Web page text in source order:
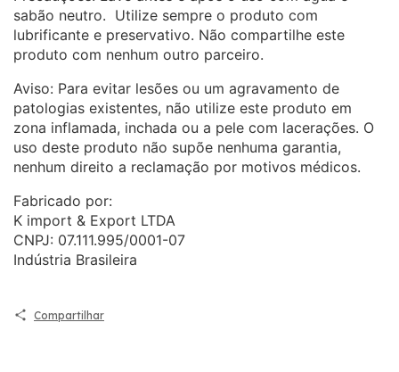
sabão neutro. Utilize sempre o produto com
lubrificante e preservativo. Não compartilhe este
produto com nenhum outro parceiro.
Aviso: Para evitar lesões ou um agravamento de
patologias existentes, não utilize este produto em
zona inflamada, inchada ou a pele com lacerações. O
uso deste produto não supõe nenhuma garantia,
nenhum direito a reclamação por motivos médicos.
Fabricado por:
K import & Export LTDA
CNPJ: 07.111.995/0001-07
Indústria Brasileira
Compartilhar